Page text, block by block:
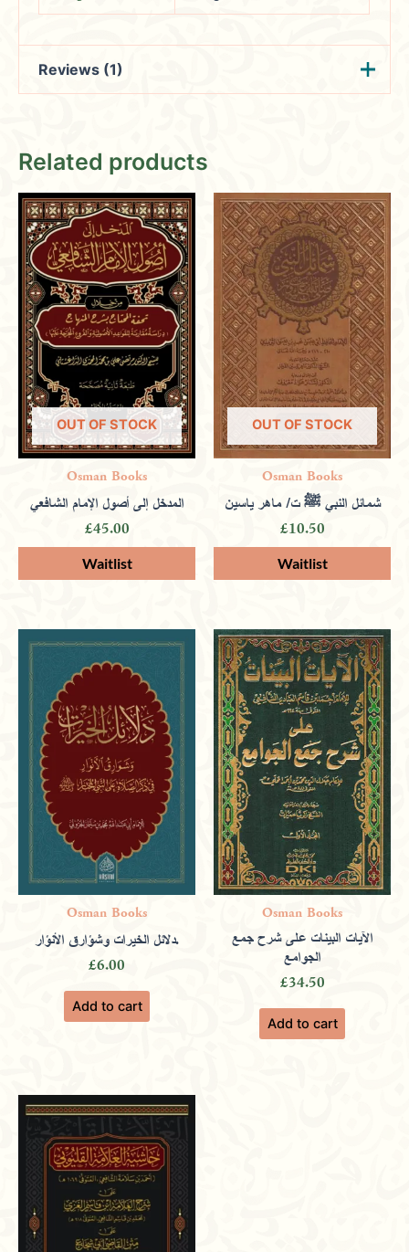
Reviews (1)
Rated
4
out of 5
2024
Hosting community events that bring
together readers for educational
workshops, book clubs, and more.
Only logged in customers who have purchased this
product may leave a review.
Related products
OUT OF STOCK
Osman Books
المدخل إلى أصول الإمام الشافعي
£45.00
OUT OF STOCK
Osman Books
شمائل النبي ﷺ ت/ ماهر ياسين
£10.50
Osman Books
دلائل الخيرات وشؤارق الأنؤار.
£6.00
Add to cart
Osman Books
الآيات البينات على شرح جمع
الجوامع
£34.50
Add to cart